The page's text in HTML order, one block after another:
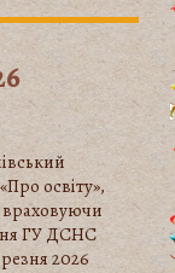
освіту»,
враховуючи
ГУ ДСНС
2026